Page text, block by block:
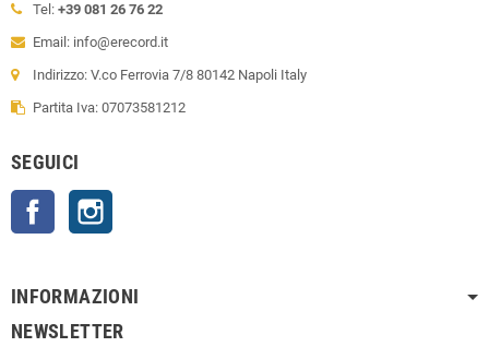
Tel: +39 081 26 76 22
Email: info@erecord.it
Indirizzo: V.co Ferrovia 7/8 80142 Napoli Italy
Partita Iva: 07073581212
SEGUICI
Facebook
INFORMAZIONI
NEWSLETTER